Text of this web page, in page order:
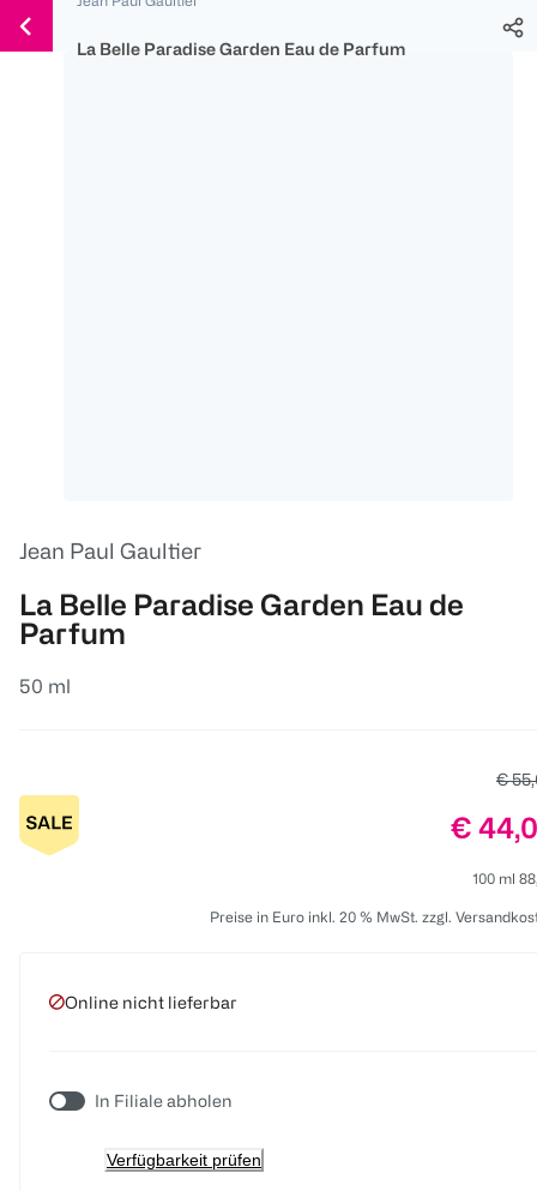
150 Ös
300 Ös
500 Ös
Weiter
zum
La Belle Paradise Garden Eau de Parfum
Jean Paul Gaultier
La Belle Paradise Garden Eau de
Parfum
50 ml
Alter
€
Preis:
€
100 ml
Preise in Euro inkl. 20 % MwSt. zzgl.
Online nicht lieferbar
In Filiale abholen
Verfügbarkeit prüfen